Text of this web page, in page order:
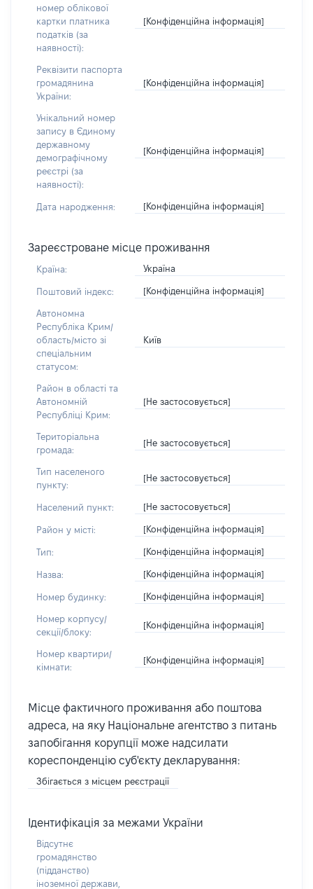
номер облікової
картки платника
податків (за
наявності):
[Конфіденційна інформація]
Реквізити паспорта
громадянина
України:
[Конфіденційна інформація]
Унікальний номер
запису в Єдиному
державному
демографічному
реєстрі (за
наявності):
[Конфіденційна інформація]
Дата народження: [Конфіденційна інформація]
Зареєстроване місце проживання
Країна: Україна
Поштовий індекс: [Конфіденційна інформація]
Автономна
Республіка Крим/
область/місто зі
спеціальним
статусом:
Київ
Район в області та
Автономній
Республіці Крим:
[Не застосовується]
Територіальна
громада:
[Не застосовується]
Тип населеного
пункту:
[Не застосовується]
Населений пункт: [Не застосовується]
Район у місті: [Конфіденційна інформація]
Тип: [Конфіденційна інформація]
Назва: [Конфіденційна інформація]
Номер будинку: [Конфіденційна інформація]
Номер корпусу/
секції/блоку:
[Конфіденційна інформація]
Номер квартири/
кімнати:
[Конфіденційна інформація]
Місце фактичного проживання або поштова
адреса, на яку Національне агентство з питань
запобігання корупції може надсилати
кореспонденцію суб'єкту декларування:
Збігається з місцем реєстрації
Ідентифікація за межами України
Відсутнє
громадянство
(підданство)
іноземної держави,